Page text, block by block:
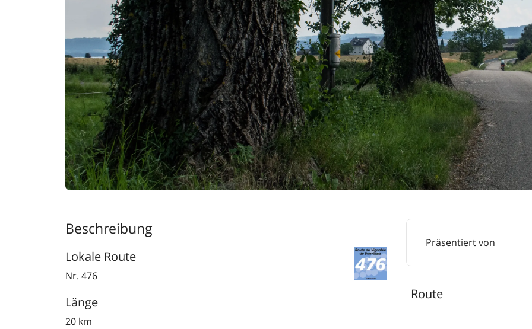
Beschreibung
Lokale Route
Nr. 476
Länge
20 km
Präsentiert von
Route